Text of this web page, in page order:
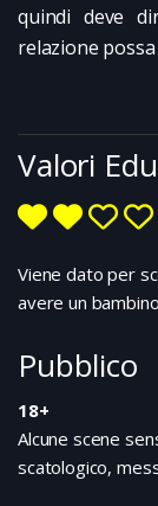
quindi deve
relazione
Valori
Viene dato per
avere un
Pubblico
18+
Alcune scene
scatologico,